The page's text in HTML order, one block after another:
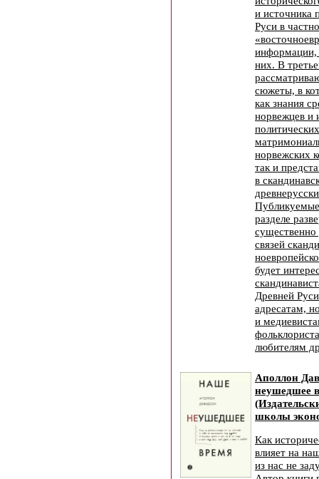
и источника
Руси в
информации,
них. В
сюжеты, в
как знания
норвежцев и
норвежских
так и
в
разделе
связей
будет
Древней
адресатам,
и
любителям
Аполлон
неушедшее
школы
Как
влияет на
из нас не